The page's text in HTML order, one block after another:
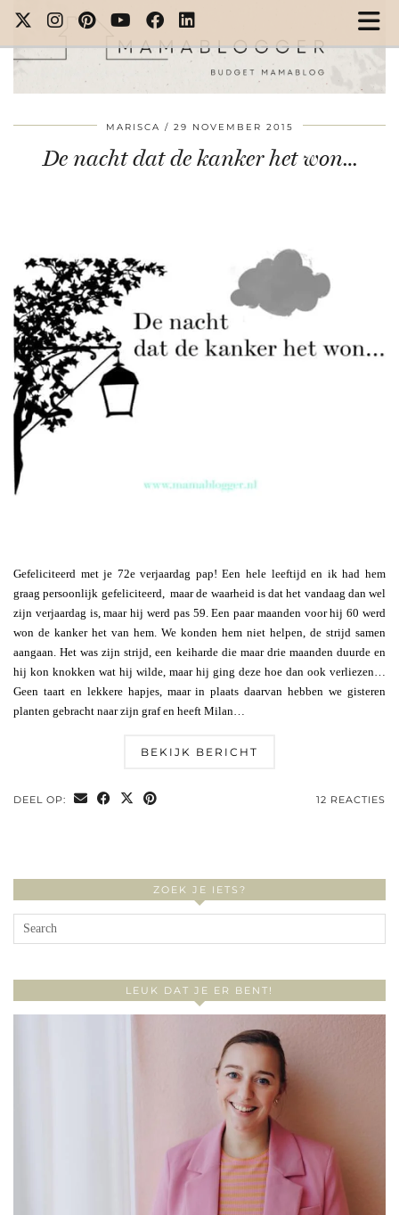
MARISCA 29 NOVEMBER 2015
De nacht dat de kanker het won…
Gefeliciteerd met je 72e verjaardag pap! Een hele leeftijd en ik had hem
graag persoonlijk gefeliciteerd, maar de waarheid is dat het vandaag dan wel
zijn verjaardag is, maar hij werd pas 59. Een paar maanden voor hij 60 werd
won de kanker het van hem. We konden hem niet helpen, de strijd samen
aangaan. Het was zijn strijd, een keiharde die maar drie maanden duurde en
hij kon knokken wat hij wilde, maar hij ging deze hoe dan ook verliezen…
Geen taart en lekkere hapjes, maar in plaats daarvan hebben we gisteren
planten gebracht naar zijn graf en heeft Milan…
BEKIJK BERICHT
DEEL OP: 12 REACTIES
ZOEK JE IETS?
LEUK DAT JE ER BENT!